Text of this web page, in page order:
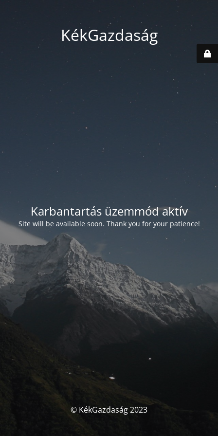
KékGazdaság
Karbantartás üzemmód aktív
Site will be available soon. Thank you for your patience!
© KékGazdaság 2023